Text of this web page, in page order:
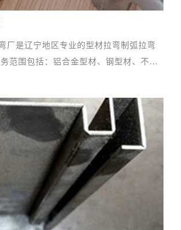
厂是辽宁地区专业的型材拉弯制弧拉弯
范围包括：铝合金型材、钢型材、不...